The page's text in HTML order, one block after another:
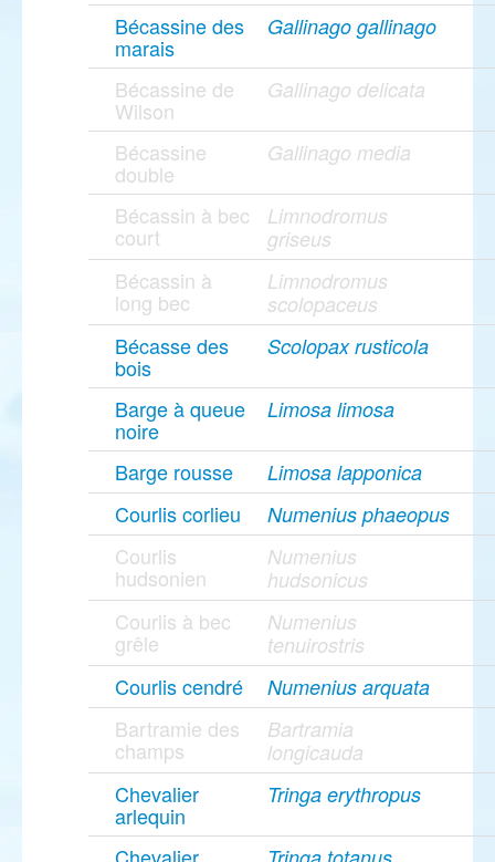
Bécassine des
marais
Gallinago gallinago
Bécassine de
Wilson
Gallinago delicata
Bécassine
double
Gallinago media
Bécassin à bec
court
Limnodromus
griseus
Bécassin à
long bec
Limnodromus
scolopaceus
Bécasse des
bois
Scolopax rusticola
Barge à queue
noire
Limosa limosa
Barge rousse Limosa lapponica
Courlis corlieu Numenius phaeopus
Courlis
hudsonien
Numenius
hudsonicus
Courlis à bec
grêle
Numenius
tenuirostris
Courlis cendré Numenius arquata
Bartramie des
champs
Bartramia
longicauda
Chevalier
arlequin
Tringa erythropus